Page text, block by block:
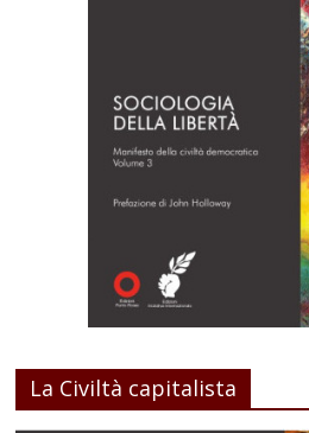
La Civiltà capitalista